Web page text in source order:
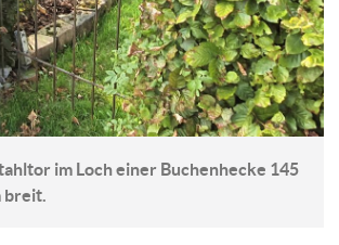
im Loch einer Buchenhecke 145
breit.